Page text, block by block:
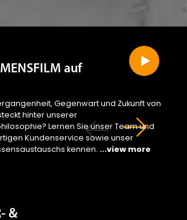
auf
Gegenwart und Zukunft von
Lernen Sie unser Team und
Kundenservice sowie unser
kennen....view more
VIDEO-